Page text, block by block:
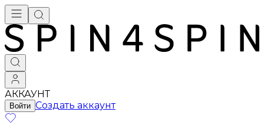
АККАУНТ
Войти Создать аккаунт
Брендовая одежда - купить в Москве